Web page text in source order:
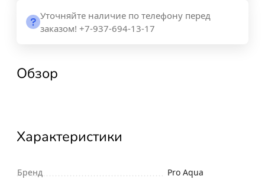
Уточняйте наличие по телефону перед
заказом! +7-937-694-13-17
Обзор
Характеристики
Бренд
Pro Aqua